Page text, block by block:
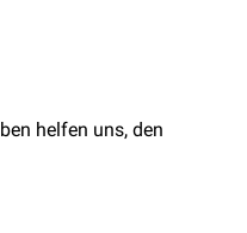
eine Beugung von
fest und palpiert
Schmerzen oder
helfen uns, den